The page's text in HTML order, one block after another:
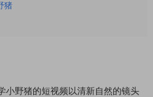
猪
小野猪的短视频以清新自然的镜头